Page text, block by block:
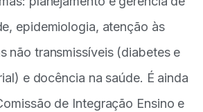
epidemiologia, atenção às
não transmissíveis (diabetes e
e docência na saúde. É ainda
de Integração Ensino e